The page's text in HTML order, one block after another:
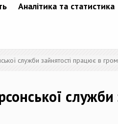
Аналітика та статистика
служби зайнятості працює в